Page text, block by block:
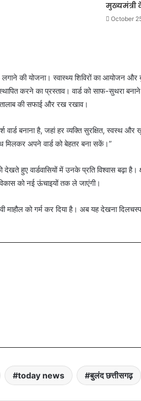
मुख्यमंत्री
October
की योजना। स्वास्थ्य शिविरों का आयोजन और
करने का प्रस्ताव। वार्ड को साफ-सुथरा
की सफाई और रख रखाव।
वार्ड बनाना है, जहां हर व्यक्ति सुरक्षित, स्वस्थ
मिलकर अपने वार्ड को बेहतर बना सकें।”
वार्डवासियों में उनके प्रति विश्वास बढ़ा है।
को नई ऊंचाइयों तक ले जाएंगी।
माहौल को गर्म कर दिया है। अब यह देखना
today news बुलंद छत्तीसगढ़